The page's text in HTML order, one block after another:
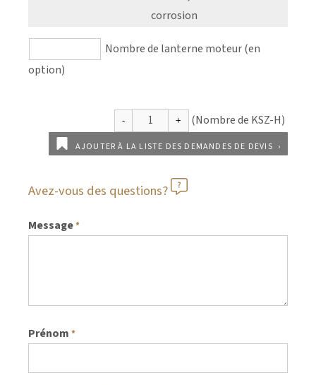
corrosion
Nombre de lanterne moteur (en
option)
AJOUTER À LA LISTE DES DEMANDES DE DEVIS
Avez-vous des questions?
Message*
Prénom *